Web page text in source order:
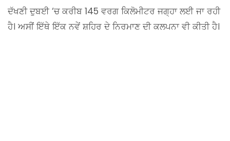
ਦੱਖਣੀ ਦੁਬਈ ‘ਚ ਕਰੀਬ 145 ਵਰਗ ਕਿਲੋਮੀਟਰ ਜਗ੍ਹਾ ਲਈ ਜਾ ਰਹੀ
ਹੈ। ਅਸੀਂ ਇੱਥੇ ਇੱਕ ਨਵੇਂ ਸ਼ਹਿਰ ਦੇ ਨਿਰਮਾਣ ਦੀ ਕਲਪਨਾ ਵੀ ਕੀਤੀ ਹੈ।